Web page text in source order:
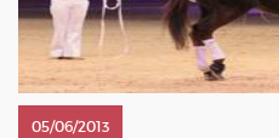
05/06/2013